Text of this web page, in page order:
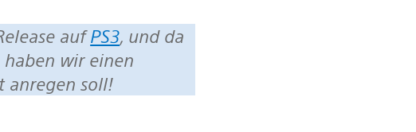
aufPS3, und da
wir einen
anregen soll!